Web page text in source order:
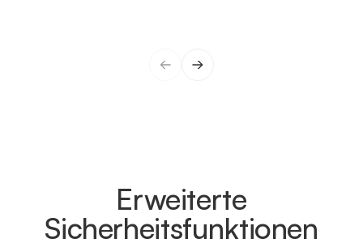
Erweiterte
Sicherheitsfunktionen